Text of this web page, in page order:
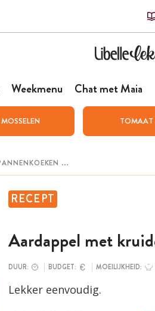
Weekmenu Chat met Maia
MOSSELEN TOMAAT
RECEPT
Aardappel met
DUUR: BUDGET: MOEILIJKHEID:
Lekker eenvoudig.